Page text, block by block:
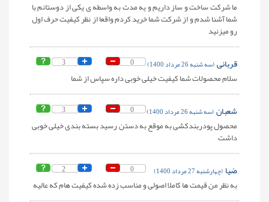
ما شرکت ساخت و ساز داریم و یه مدت به واسطه ی یکی از دوستانم با
شما آشنا شدم و از شرکت شما خرید کردم واقعا از نظر کیفیت حرف اول
رو میزنید
3 0 قربانی(سه شنبه 26 مرداد 1400)
سلام محصولات شما کیفیت خیلی خوبی داره سپاس از شما
3 0 شعبان(سه شنبه 26 مرداد 1400)
محصول پودربندکشی به موقع به دستن رسید بسته بندی خیلی خوبی
داشت
2 0 ضیا (چهارشنبه 27 مرداد 1400)
به نظر من قیمت ها کاملا اصولی و مناسب زده شده کیفیت هام که عالیه